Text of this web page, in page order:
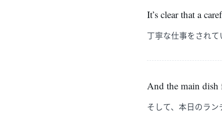
It’s clear that a
丁寧な仕事をされて
And the main dish
そして、本日のラン